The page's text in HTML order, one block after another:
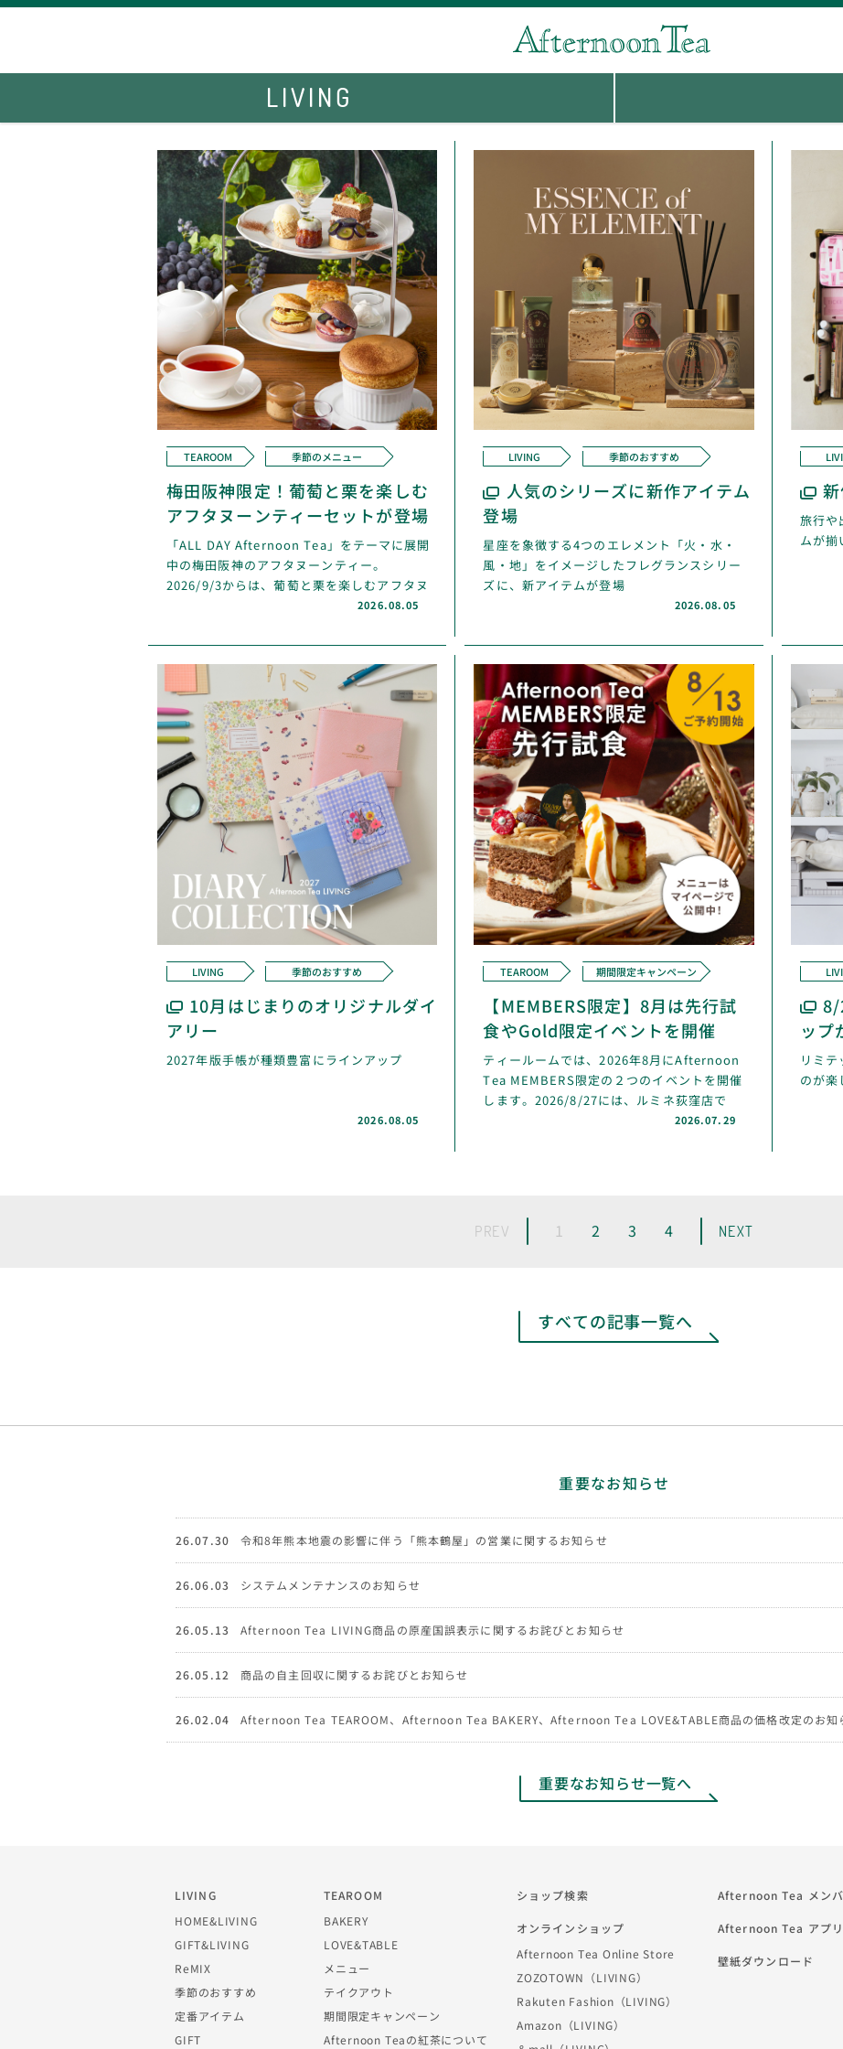
梅田阪神限定！葡萄と栗を楽しむ
アフタヌーンティーセットが登場
「ALL DAY Afternoon Tea」をテーマに展開
中の梅田阪神のアフタヌーンティー。
2026/9/3からは、葡萄と栗を楽しむアフタヌ
2026.08.05
TEAROOM 季節のメニュー
人気のシリーズに新作アイテム
登場
星座を象徴する4つのエレメント「火・水・
風・地」をイメージしたフレグランスシリー
ズに、新アイテムが登場
2026.08.05
LIVING 季節のおすすめ
旅行や
ムが揃
10月はじまりのオリジナルダイ
アリー
2027年版手帳が種類豊富にラインアップ
2026.08.05
LIVING 季節のおすすめ
【MEMBERS限定】8月は先行試
食やGold限定イベントを開催
ティールームでは、2026年8月にAfternoon
Tea MEMBERS限定の２つのイベントを開催
します。2026/8/27には、ルミネ荻窪店で
Goldステージのお客様限定でお茶と焼き菓子
2026.07.29
TEAROOM 期間限定キャンペーン
8/
ップ
リミ
のが楽
PREV 1 2 3 4 NEXT
すべての記事一覧へ
重要なお知らせ
26.07.30 令和8年熊本地震の影響に伴う「熊本鶴屋」の営業に関するお知らせ
26.06.03 システムメンテナンスのお知らせ
26.05.13 Afternoon Tea LIVING商品の原産国誤表示に関するお詫びとお知らせ
26.05.12 商品の自主回収に関するお詫びとお知らせ
26.02.04 Afternoon Tea TEAROOM、Afternoon Tea BAKERY、Afternoon Tea LOVE&TABLE商品の価格改定のお知
重要なお知らせ一覧へ
LIVING
HOME&LIVING
GIFT&LIVING
ReMIX
季節のおすすめ
定番アイテム
GIFT
TEAROOM
BAKERY
LOVE&TABLE
メニュー
テイクアウト
期間限定キャンペーン
Afternoon Teaの紅茶について
ショップ検索
オンラインショップ
Afternoon Tea Online Store
ZOZOTOWN（LIVING）
Rakuten Fashion（LIVING）
Amazon（LIVING）
Afternoon Tea メン
Afternoon Tea アプリ
壁紙ダウンロード
LIVING